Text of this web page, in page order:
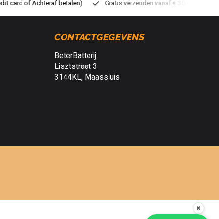
verzenden vanaf € 30,- (NL) Verzendkosten € 2,95 (NL)
CONTACTGEGEVENS
BeterBatterij
Lisztstraat 3
3144KL, Maassluis
✖